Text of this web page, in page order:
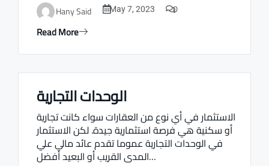
Hany Said May 7, 2023 0
Read More
Real estate Estate ville
الوحدات التجارية
الاستثمار في أي نوع من العقارات سواء كانت تجارية
أو سكنية هي فرصة استثمارية جيدة. لكن الاستثمار
في الوحدات التجارية عموما تقدم عائد مالي علي
المدى القريب أو البعيد أفضل…